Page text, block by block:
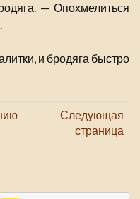
— Опохмелиться
и бродяга быстро
Следующая
страница